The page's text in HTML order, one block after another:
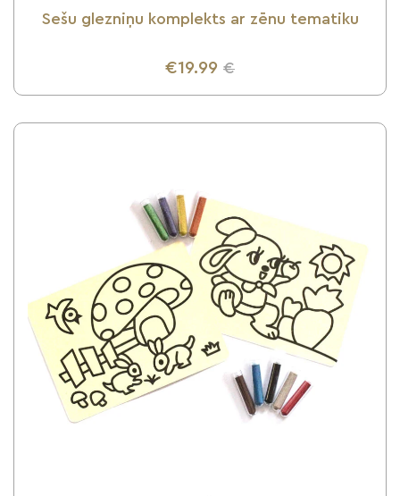
Sešu glezniņu komplekts ar zēnu tematiku
€19.99 €
UZZINI VAIRĀK